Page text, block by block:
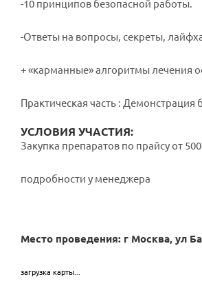
-10 принципов безопасной работы.
-Ответы на вопросы, секреты,
+ «карманные» алгоритмы
Практическая часть : ⁠Демонстрация
УСЛОВИЯ УЧАСТИЯ:
Закупка препаратов по прайсу от
подробности у менеджера
Место проведения: г Москва, ул
загрузка карты...